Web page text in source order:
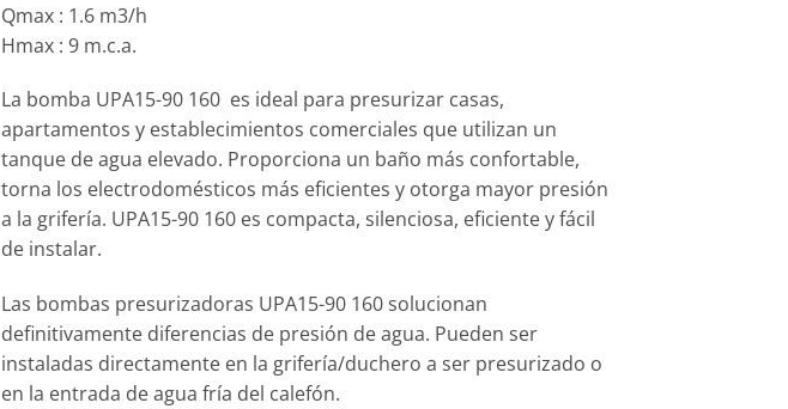
Qmax : 1.6 m3/h
Hmax : 9 m.c.a.
La bomba UPA15-90 160 es ideal para presurizar casas,
apartamentos y establecimientos comerciales que utilizan un
tanque de agua elevado. Proporciona un baño más confortable,
torna los electrodomésticos más eficientes y otorga mayor presión
a la grifería. UPA15-90 160 es compacta, silenciosa, eficiente y fácil
de instalar.
Las bombas presurizadoras UPA15-90 160 solucionan
definitivamente diferencias de presión de agua. Pueden ser
instaladas directamente en la grifería/duchero a ser presurizado o
en la entrada de agua fría del calefón.